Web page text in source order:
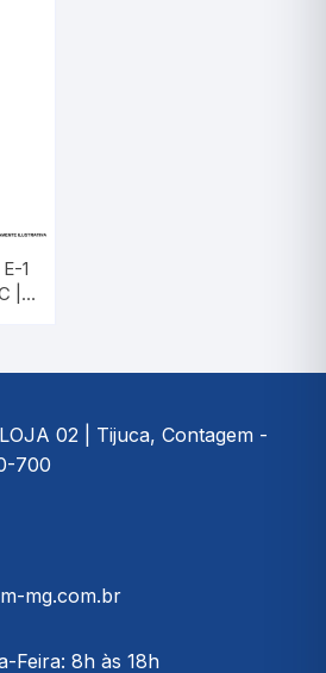
1
|
02 | Tijuca, Contagem -
700
mg.com.br
Feira: 8h às 18h